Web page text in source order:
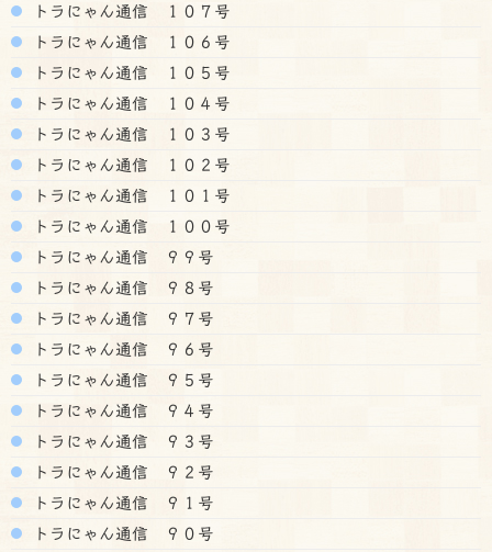
トラにゃん通信 １０７号
トラにゃん通信 １０６号
トラにゃん通信 １０５号
トラにゃん通信 １０４号
トラにゃん通信 １０３号
トラにゃん通信 １０２号
トラにゃん通信 １０１号
トラにゃん通信 １００号
トラにゃん通信 ９９号
トラにゃん通信 ９８号
トラにゃん通信 ９７号
トラにゃん通信 ９６号
トラにゃん通信 ９５号
トラにゃん通信 ９４号
トラにゃん通信 ９３号
トラにゃん通信 ９２号
トラにゃん通信 ９１号
トラにゃん通信 ９０号